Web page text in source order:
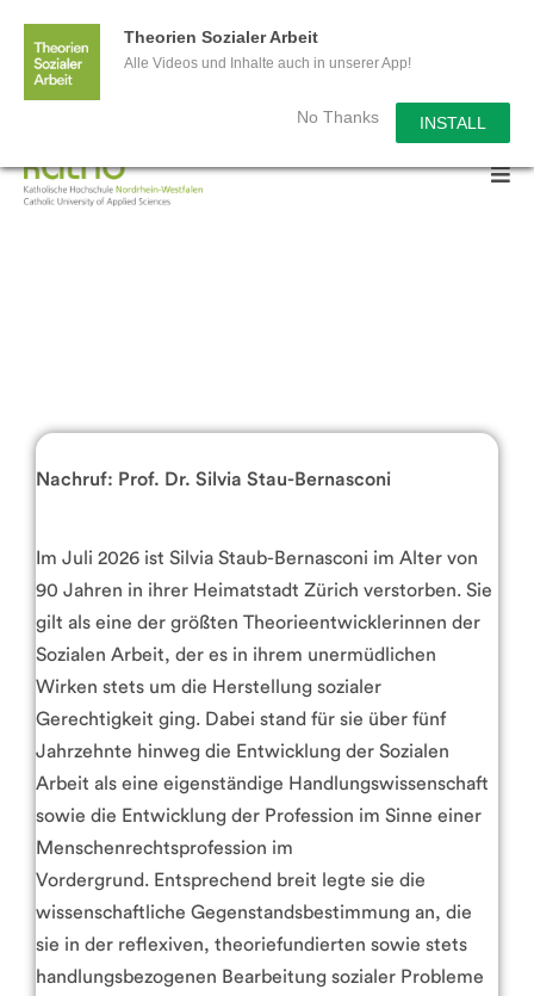
Theorien Sozialer Arbeit
Alle Videos und Inhalte auch in unserer App!
No Thanks INSTALL
Nachruf: Prof. Dr. Silvia Stau-Bernasconi
Im Juli 2026 ist Silvia Staub-Bernasconi im Alter von
90 Jahren in ihrer Heimatstadt Zürich verstorben. Sie
gilt als eine der größten Theorieentwicklerinnen der
Sozialen Arbeit, der es in ihrem unermüdlichen
Wirken stets um die Herstellung sozialer
Gerechtigkeit ging. Dabei stand für sie über fünf
Jahrzehnte hinweg die Entwicklung der Sozialen
Arbeit als eine eigenständige Handlungswissenschaft
sowie die Entwicklung der Profession im Sinne einer
Menschenrechtsprofession im
Vordergrund. Entsprechend breit legte sie die
wissenschaftliche Gegenstandsbestimmung an, die
sie in der reflexiven, theoriefundierten sowie stets
handlungsbezogenen Bearbeitung sozialer Probleme
Wir sagen Danke für 3 Millionen